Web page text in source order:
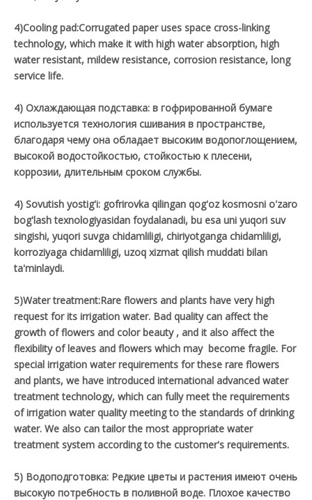
4)Cooling pad:Corrugated paper uses space cross-linking
technology, which make it with high water absorption, high
water resistant, mildew resistance, corrosion resistance, long
service life.
4) Охлаждающая подставка: в гофрированной бумаге
используется технология сшивания в пространстве,
благодаря чему она обладает высоким водопоглощением,
высокой водостойкостью, стойкостью к плесени,
коррозии, длительным сроком службы.
4) Sovutish yostig'i: gofrirovka qilingan qog'oz kosmosni o'zaro
bog'lash texnologiyasidan foydalanadi, bu esa uni yuqori suv
singishi, yuqori suvga chidamliligi, chiriyotganga chidamliligi,
korroziyaga chidamliligi, uzoq xizmat qilish muddati bilan
ta'minlaydi.
5)Water treatment:Rare flowers and plants have very high
request for its irrigation water. Bad quality can affect the
growth of flowers and color beauty , and it also affect the
flexibility of leaves and flowers which may become fragile. For
special irrigation water requirements for these rare flowers
and plants, we have introduced international advanced water
treatment technology, which can fully meet the requirements
of irrigation water quality meeting to the standards of drinking
water. We also can tailor the most appropriate water
treatment system according to the customer's requirements.
5) Водоподготовка: Редкие цветы и растения имеют очень
высокую потребность в поливной воде. Плохое качество